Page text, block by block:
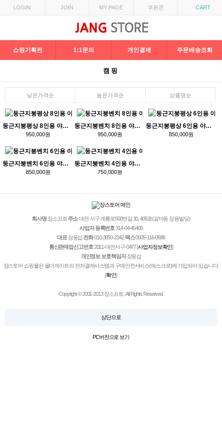
LOGIN JOIN MY PAGE 쿠폰존 CART
쇼핑기획전 1:1문의 개인결제 주문배송조회
캠핑
낮은가격순 높은가격순 상품명순
둥근지붕평상 8인용 야외평상 마루 쉼터
950,000원
둥근지붕벤치 8인용 야외벤치 테이블 피크닉테이블
950,000원
둥근지붕평상 6인용 야외평상 마루 쉼터
850,000원
둥근지붕벤치 6인용 야외벤치 테이블 피크닉테이블
850,000원
둥근지붕벤치 4인용 야외벤치 테이블 피크닉테이블
750,000원
회사명장소프트 주소대전 서구 계룡로500번길 10, 405호(갈마동 장원빌딩)
사업자 등록번호314-04-46465
대표장웅섭 전화010-3050-2342팩스0505-116-0686
통신판매업신고번호2011-대전서구-0477[사업자정보확인]
개인정보 보호책임자장웅섭
장스토어 쇼핑몰은 올더게이트의 전자결제시스템과 구매안전서비스(에스크로)에 가입되어 있습니다.
[확인]
Copyright © 2001-2013 장소프트. All Rights Reserved.
상단으로
PC버전으로 보기